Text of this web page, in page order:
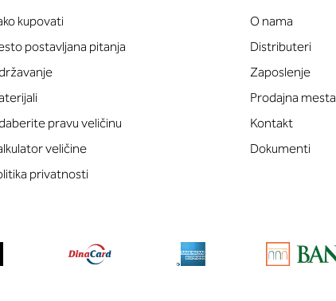
kupovati
postavljana pitanja
pravu veličinu
veličine
privatnosti
O nama
Distributeri
Zaposlenje
Prodajna mesta
Kontakt
Dokumenti